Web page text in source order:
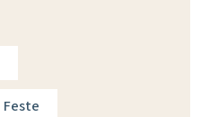
Feste